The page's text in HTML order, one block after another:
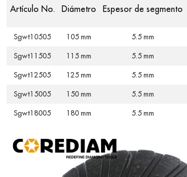
Artículo No. Diámetro Espesor de segmento
Sgwt10505 105 mm 5.5 mm
Sgwt11505 115 mm 5.5 mm
Sgwt12505 125 mm 5.5 mm
Sgwt15005 150 mm 5.5 mm
Sgwt18005 180 mm 5.5 mm